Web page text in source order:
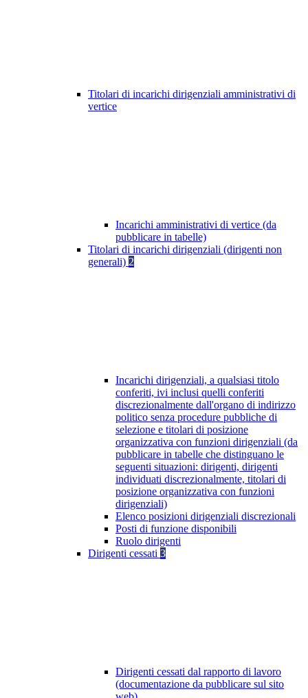
Titolari di incarichi dirigenziali amministrativi di
vertice
Incarichi amministrativi di vertice (da
pubblicare in tabelle)
Titolari di incarichi dirigenziali (dirigenti non
generali) 2
Incarichi dirigenziali, a qualsiasi titolo
conferiti, ivi inclusi quelli conferiti
discrezionalmente dall'organo di indirizzo
politico senza procedure pubbliche di
selezione e titolari di posizione
organizzativa con funzioni dirigenziali (da
pubblicare in tabelle che distinguano le
seguenti situazioni: dirigenti, dirigenti
individuati discrezionalmente, titolari di
posizione organizzativa con funzioni
dirigenziali)
Elenco posizioni dirigenziali discrezionali
Posti di funzione disponibili
Ruolo dirigenti
Dirigenti cessati 3
Dirigenti cessati dal rapporto di lavoro
(documentazione da pubblicare sul sito